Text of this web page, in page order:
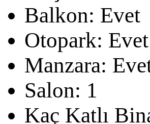
Balkon: Evet
Otopark: Evet
Manzara:
Salon: 1
Kaç Katlı